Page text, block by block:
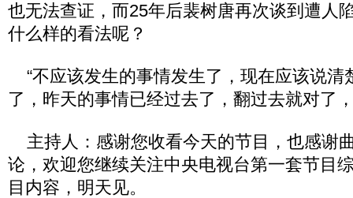
也无法查证，而25年后裴树唐再次谈到遭人
什么样的看法呢？
“不应该发生的事情发生了，现在应该说清
了，昨天的事情已经过去了，翻过去就对了
主持人：感谢您收看今天的节目，也感谢
论，欢迎您继续关注中央电视台第一套节目
目内容，明天见。